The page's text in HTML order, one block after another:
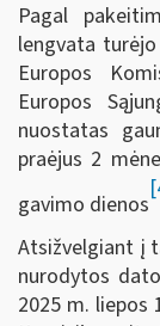
Pagal
lengvata
Europos
Europos
nuostatas
praėjus 2
gavimo dienos
Atsižvelgiant į
nurodytos
2025 m. liepos